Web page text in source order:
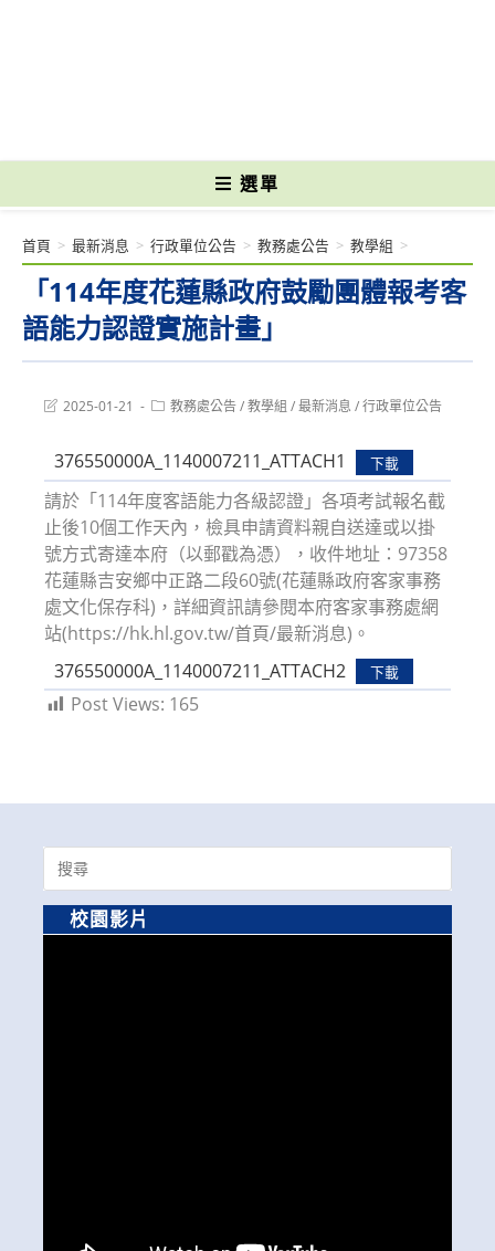
選單
「114年度花蓮縣政府鼓勵團體報考客
語能力認證實施計畫」
首頁 > 最新消息 > 行政單位公告 > 教務處公告 > 教學組 >
Post2025-01-21
Post教務處公告/教學組 /最新消息 /行政單位公告
376550000A_1140007211_ATTACH1 下載
請於「114年度客語能力各級認證」各項考試報名截
止後10個工作天內，檢具申請資料親自送達或以掛
號方式寄達本府（以郵戳為憑），收件地址：97358
花蓮縣吉安鄉中正路二段60號(花蓮縣政府客家事務
處文化保存科)，詳細資訊請參閱本府客家事務處網
站(https://hk.hl.gov.tw/首頁/最新消息)。
376550000A_1140007211_ATTACH2
下載
Post Views: 165
Search
for:
校園影片